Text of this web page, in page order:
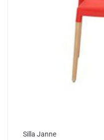
Silla Janne